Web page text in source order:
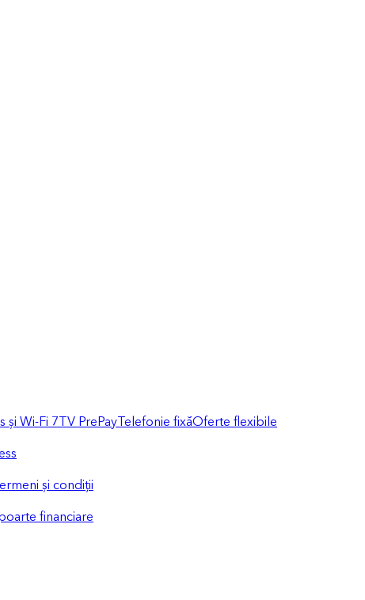
și Wi-Fi 7TV PrePayTelefonie fixăOferte flexibile
și condiții
financiare